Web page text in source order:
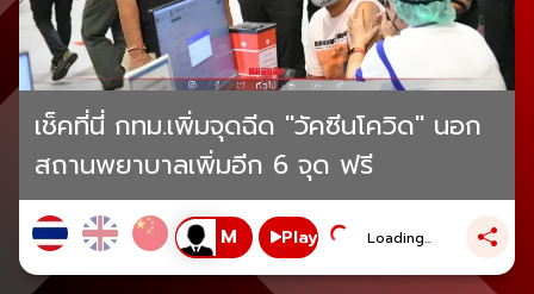
เช็คที่นี่ กทม.เพิ่มจุดฉีด "วัคซีนโควิด" นอก
สถานพยาบาลเพิ่มอีก 6 จุด ฟรี
Play Loading...